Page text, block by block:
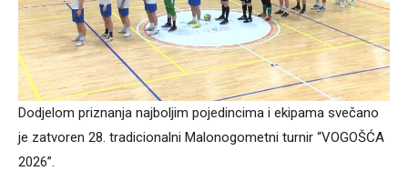
Dodjelom priznanja najboljim pojedincima i ekipama svečano
je zatvoren 28. tradicionalni Malonogometni turnir “VOGOŠĆA
2026”.